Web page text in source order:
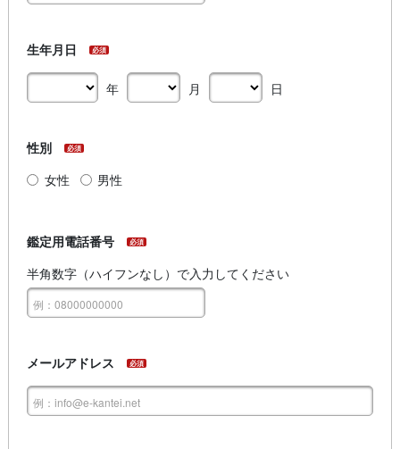
生年月日 必須
年 月 日
性別 必須
女性 男性
鑑定用電話番号 必須
半角数字（ハイフンなし）で入力してください
メールアドレス 必須